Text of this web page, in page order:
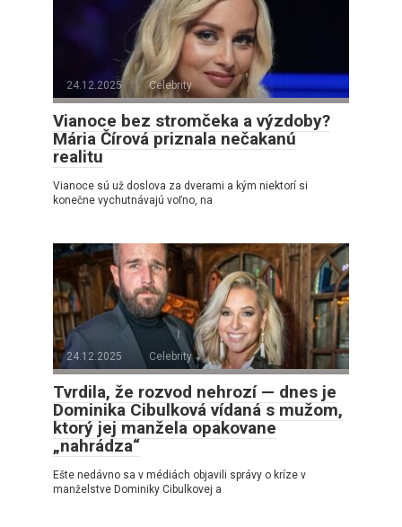
24.12.2025 Celebrity
Vianoce bez stromčeka a výzdoby?
Mária Čírová priznala nečakanú
realitu
Vianoce sú už doslova za dverami a kým niektorí si
konečne vychutnávajú voľno, na
24.12.2025 Celebrity
Tvrdila, že rozvod nehrozí — dnes je
Dominika Cibulková vídaná s mužom,
ktorý jej manžela opakovane
„nahrádza“
Ešte nedávno sa v médiách objavili správy o kríze v
manželstve Dominiky Cibulkovej a